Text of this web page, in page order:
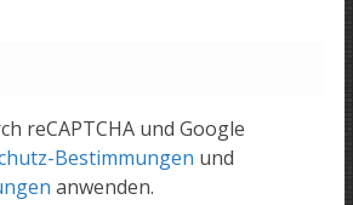
reCAPTCHA und Google
Bestimmungen und
anwenden.